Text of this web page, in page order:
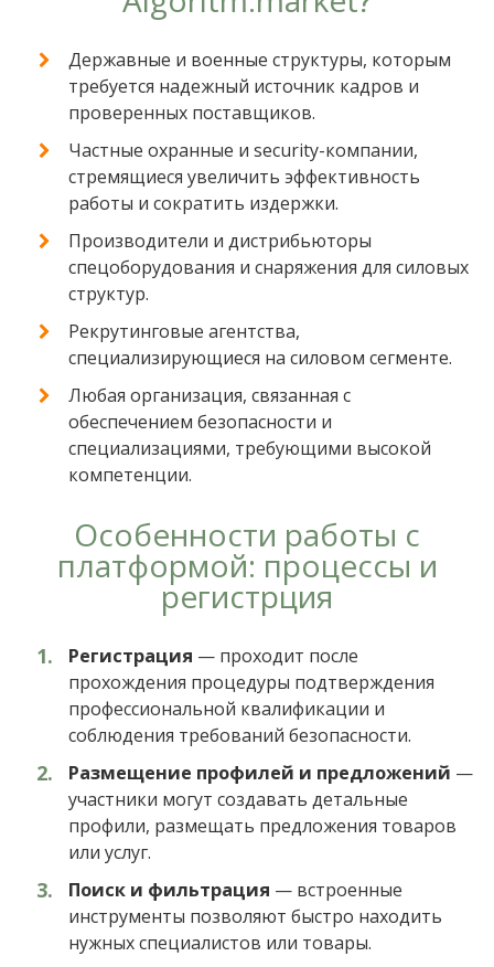
Державные и военные структуры, которым
требуется надежный источник кадров и
проверенных поставщиков.
Частные охранные и security-компании,
стремящиеся увеличить эффективность
работы и сократить издержки.
Производители и дистрибьюторы
спецоборудования и снаряжения для силовых
структур.
Рекрутинговые агентства,
специализирующиеся на силовом сегменте.
Любая организация, связанная с
обеспечением безопасности и
специализациями, требующими высокой
компетенции.
Особенности работы с
платформой: процессы и
регистрция
Регистрация — проходит после
прохождения процедуры подтверждения
профессиональной квалификации и
соблюдения требований безопасности.
Размещение профилей и предложений —
участники могут создавать детальные
профили, размещать предложения товаров
или услуг.
Поиск и фильтрация — встроенные
инструменты позволяют быстро находить
нужных специалистов или товары.